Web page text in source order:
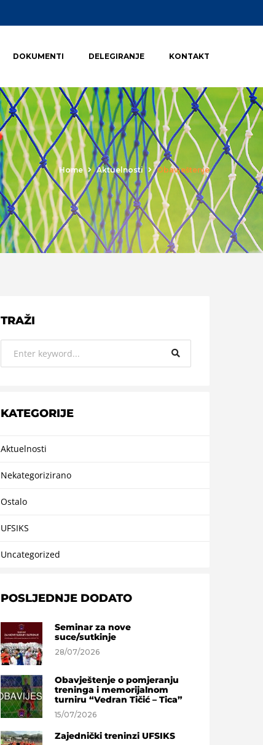
DOKUMENTI DELEGIRANJE KONTAKT
Home Aktuelnosti Obavještenje
TRAŽI
KATEGORIJE
Aktuelnosti
Nekategorizirano
Ostalo
UFSIKS
Uncategorized
POSLJEDNJE DODATO
Seminar za nove
suce/sutkinje
28/07/2026
Obavještenje o pomjeranju
treninga i memorijalnom
turniru “Vedran Tičić – Tica”
15/07/2026
Zajednički treninzi UFSIKS